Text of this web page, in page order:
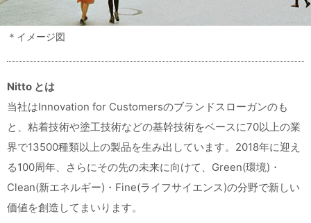
＊イメージ図
Nitto とは
当社はInnovation for Customersのブランドスローガンのも
と、粘着技術や塗工技術などの基幹技術をベースに70以上の業
界で13500種類以上の製品を生み出しています。2018年に迎え
る100周年、さらにその先の未来に向けて、Green(環境)・
Clean(新エネルギー)・Fine(ライフサイエンス)の分野で新しい
価値を創造してまいります。